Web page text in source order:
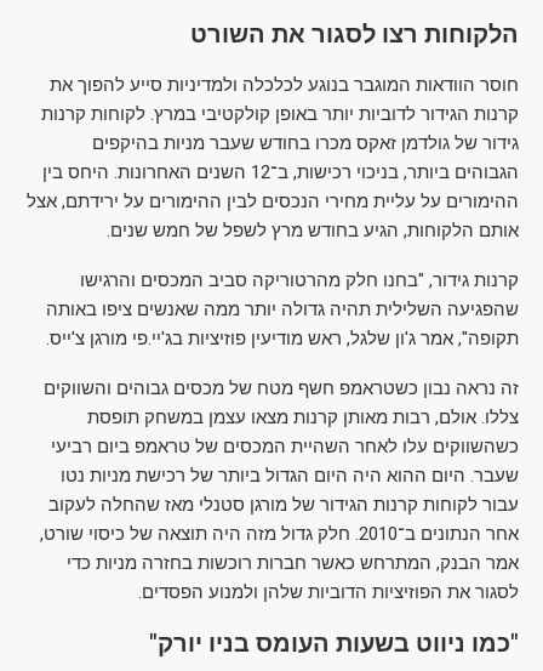
הלקוחות רצו לסגור את השורט
חוסר הוודאות המוגבר בנוגע לכלכלה ולמדיניות סייע להפוך את
קרנות הגידור לדוביות יותר באופן קולקטיבי במרץ. לקוחות קרנות
גידור של גולדמן זאקס מכרו בחודש שעבר מניות בהיקפים
הגבוהים ביותר, בניכוי רכישות, ב־12 השנים האחרונות. היחס בין
ההימורים על עליית מחירי הנכסים לבין ההימורים על ירידתם, אצל
אותם הלקוחות, הגיע בחודש מרץ לשפל של חמש שנים.
קרנות גידור, "בחנו חלק מהרטוריקה סביב המכסים והרגישו
שהפגיעה השלילית תהיה גדולה יותר ממה שאנשים ציפו באותה
תקופה", אמר ג'ון שלגל, ראש מודיעין פוזיציות בג'יי.פי מורגן צ'ייס.
זה נראה נבון כשטראמפ חשף מטח של מכסים גבוהים והשווקים
צללו. אולם, רבות מאותן קרנות מצאו עצמן במשחק תופסת
כשהשווקים עלו לאחר השהיית המכסים של טראמפ ביום רביעי
שעבר. היום ההוא היה היום הגדול ביותר של רכישת מניות נטו
עבור לקוחות קרנות הגידור של מורגן סטנלי מאז שהחלה לעקוב
אחר הנתונים ב־2010. חלק גדול מזה היה תוצאה של כיסוי שורט,
אמר הבנק, המתרחש כאשר חברות רוכשות בחזרה מניות כדי
לסגור את הפוזיציות הדוביות שלהן ולמנוע הפסדים.
"כמו ניווט בשעות העומס בניו יורק"